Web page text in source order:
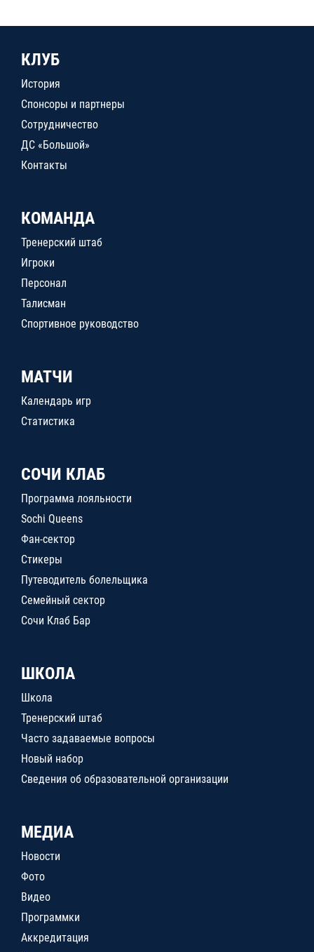
КЛУБ
История
Спонсоры и партнеры
Сотрудничество
ДС «Большой»
Контакты
КОМАНДА
Тренерский штаб
Игроки
Персонал
Талисман
Спортивное руководство
МАТЧИ
Календарь игр
Статистика
СОЧИ КЛАБ
Программа лояльности
Sochi Queens
Фан-сектор
Стикеры
Путеводитель болельщика
Семейный сектор
Сочи Клаб Бар
ШКОЛА
Школа
Тренерский штаб
Часто задаваемые вопросы
Новый набор
Сведения об образовательной организации
МЕДИА
Новости
Фото
Видео
Программки
Аккредитация